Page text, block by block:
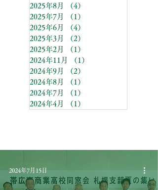
2025年8月
（4）
2025年7月
（1）
2025年6月
（4）
2025年3月
（2）
2025年2月
（1）
2024年11月
（1）
2024年9月
（2）
2024年8月
（1）
2024年7月
（1）
2024年4月
（1）
2024年7月15日